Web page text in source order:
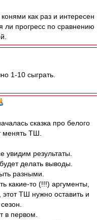
как раз и интересен
ли прогресс по сравнению
1-10 сыграть.
сказка про белого
менять ТШ.
увидим результаты.
делать выводы.
разными.
какие-то (!!!) аргументы,
этот ТШ нужно оставить и
в первом.